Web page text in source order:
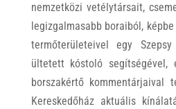
nemzetközi vetélytársait,
legizgalmasabb boraiból,
termőterületeivel egy
ültetett kóstoló segítségével,
borszakértő kommentárjaival
Kereskedőház aktuális